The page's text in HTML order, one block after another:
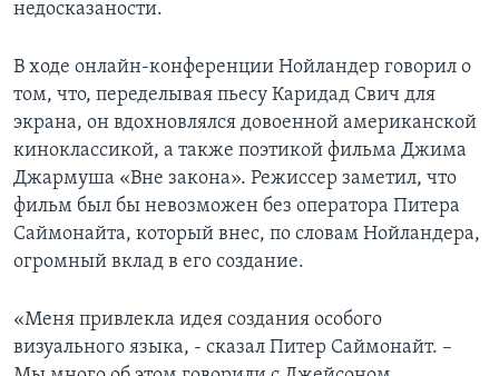
недосказаности.
В ходе онлайн-конференции Нойландер говорил о
том, что, переделывая пьесу Каридад Свич для
экрана, он вдохновлялся довоенной американской
киноклассикой, а также поэтикой фильма Джима
Джармуша «Вне закона». Режиссер заметил, что
фильм был бы невозможен без оператора Питера
Саймонайта, который внес, по словам Нойландера,
огромный вклад в его создание.
«Меня привлекла идея создания особого
визуального языка, - сказал Питер Саймонайт. –